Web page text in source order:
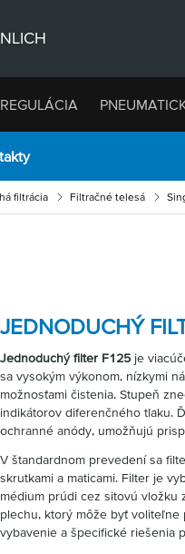
filtrácia Filtračné telesá
JEDNODUCHÝ
Jednoduchý filter F125 je
sa vysokým výkonom, nízkymi
možnosťami čistenia. Stupeň
indikátorov diferenčného tlaku.
ochranné anódy, umožňujú
V štandardnom prevedení sa
skrutkami a maticami. Filter je
médium prúdi cez sitovú vložku
plechu, ktorý môže byť
vybavenie a špecifické riešenia